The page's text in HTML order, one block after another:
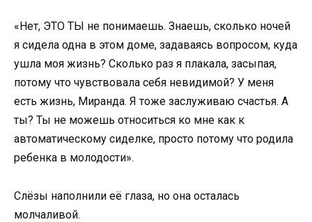
«Нет, ЭТО ТЫ не понимаешь. Знаешь, сколько ночей
я сидела одна в этом доме, задаваясь вопросом, куда
ушла моя жизнь? Сколько раз я плакала, засыпая,
потому что чувствовала себя невидимой? У меня
есть жизнь, Миранда. Я тоже заслуживаю счастья. А
ты? Ты не можешь относиться ко мне как к
автоматическому сиделке, просто потому что родила
ребенка в молодости».
Слёзы наполнили её глаза, но она осталась
молчаливой.